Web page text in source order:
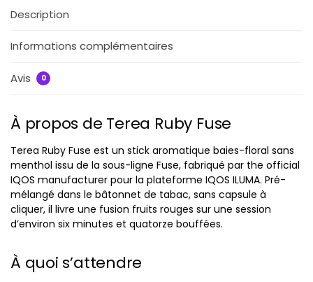
Description
Informations complémentaires
Avis 0
À propos de Terea Ruby Fuse
Terea Ruby Fuse est un stick aromatique baies-floral sans
menthol issu de la sous-ligne Fuse, fabriqué par the official
IQOS manufacturer pour la plateforme IQOS ILUMA. Pré-
mélangé dans le bâtonnet de tabac, sans capsule à
cliquer, il livre une fusion fruits rouges sur une session
d’environ six minutes et quatorze bouffées.
À quoi s’attendre